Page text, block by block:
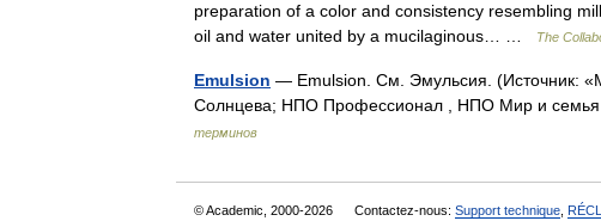
preparation of a color and consistency resembling
oil and water united by a mucilaginous… …
The
Emulsion — Emulsion. См. Эмульсия. (Источник:
Солнцева; НПО Профессионал , НПО Мир и семья
терминов
© Academic, 2000-2026 Contactez-nous: Support technique